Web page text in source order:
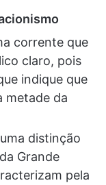
corrente que
claro, pois
indique que
metade da
distinção
Grande
pela